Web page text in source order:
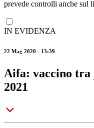
prevede controlli anche sul
IN EVIDENZA
22 Mag 2020 - 13:39
Aifa: vaccino tra
2021